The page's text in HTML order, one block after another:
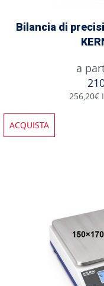
Bilancia di
a
256,20€
ACQUISTA